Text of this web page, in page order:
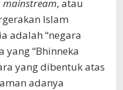
mainstream, atau
Islam
adalah “negara
yang “Bhinneka
yang dibentuk atas
adanya